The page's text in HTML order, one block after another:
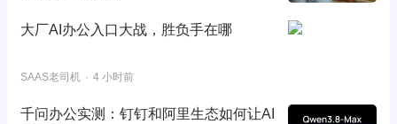
大厂AI办公入口大战，胜负手在哪
SAAS老司机 4 小时前
千问办公实测：钉钉和阿里生态如何让AI